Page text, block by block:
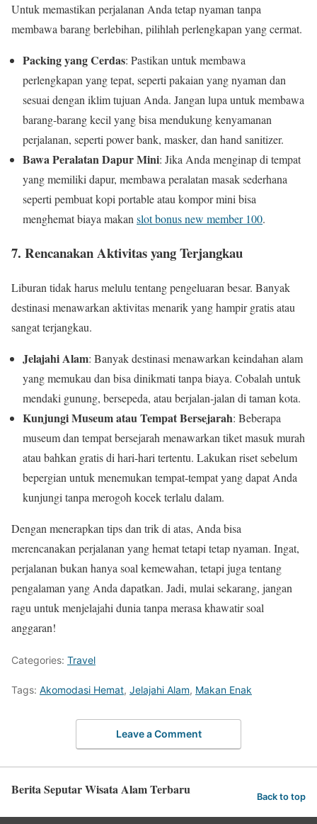
Untuk memastikan perjalanan Anda tetap nyaman tanpa
membawa barang berlebihan, pilihlah perlengkapan yang cermat.
Packing yang Cerdas: Pastikan untuk membawa
perlengkapan yang tepat, seperti pakaian yang nyaman dan
sesuai dengan iklim tujuan Anda. Jangan lupa untuk membawa
barang-barang kecil yang bisa mendukung kenyamanan
perjalanan, seperti power bank, masker, dan hand sanitizer.
Bawa Peralatan Dapur Mini: Jika Anda menginap di tempat
yang memiliki dapur, membawa peralatan masak sederhana
seperti pembuat kopi portable atau kompor mini bisa
menghemat biaya makan slot bonus new member 100.
7. Rencanakan Aktivitas yang Terjangkau
Liburan tidak harus melulu tentang pengeluaran besar. Banyak
destinasi menawarkan aktivitas menarik yang hampir gratis atau
sangat terjangkau.
Jelajahi Alam: Banyak destinasi menawarkan keindahan alam
yang memukau dan bisa dinikmati tanpa biaya. Cobalah untuk
mendaki gunung, bersepeda, atau berjalan-jalan di taman kota.
Kunjungi Museum atau Tempat Bersejarah: Beberapa
museum dan tempat bersejarah menawarkan tiket masuk murah
atau bahkan gratis di hari-hari tertentu. Lakukan riset sebelum
bepergian untuk menemukan tempat-tempat yang dapat Anda
kunjungi tanpa merogoh kocek terlalu dalam.
Dengan menerapkan tips dan trik di atas, Anda bisa
merencanakan perjalanan yang hemat tetapi tetap nyaman. Ingat,
perjalanan bukan hanya soal kemewahan, tetapi juga tentang
pengalaman yang Anda dapatkan. Jadi, mulai sekarang, jangan
ragu untuk menjelajahi dunia tanpa merasa khawatir soal
anggaran!
Categories: Travel
Tags: Akomodasi Hemat, Jelajahi Alam, Makan Enak
Leave a Comment
Berita Seputar Wisata Alam Terbaru Back to top